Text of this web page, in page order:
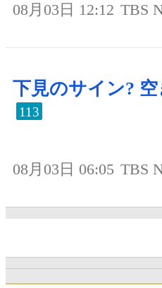
08月03日 12:12 TBS
下見のサイン?
113
08月03日 06:05 TBS